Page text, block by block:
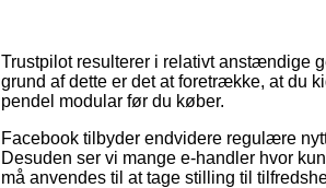
Trustpilot resulterer i relativt anstændige
grund af dette er det at foretrække, at du
pendel modular før du køber.
Facebook tilbyder endvidere regulære
Desuden ser vi mange e-handler hvor
må anvendes til at tage stilling til